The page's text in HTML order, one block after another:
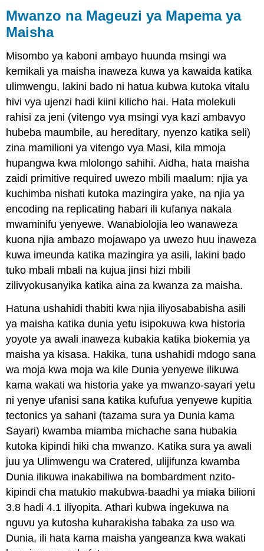
Mwanzo na Mageuzi ya Mapema ya
Maisha
Misombo ya kaboni ambayo huunda msingi wa
kemikali ya maisha inaweza kuwa ya kawaida katika
ulimwengu, lakini bado ni hatua kubwa kutoka vitalu
hivi vya ujenzi hadi kiini kilicho hai. Hata molekuli
rahisi za jeni (vitengo vya msingi vya kazi ambavyo
hubeba maumbile, au hereditary, nyenzo katika seli)
zina mamilioni ya vitengo vya Masi, kila mmoja
hupangwa kwa mlolongo sahihi. Aidha, hata maisha
zaidi primitive required uwezo mbili maalum: njia ya
kuchimba nishati kutoka mazingira yake, na njia ya
encoding na replicating habari ili kufanya nakala
mwaminifu yenyewe. Wanabiolojia leo wanaweza
kuona njia ambazo mojawapo ya uwezo huu inaweza
kuwa imeunda katika mazingira ya asili, lakini bado
tuko mbali mbali na kujua jinsi hizi mbili
zilivyokusanyika katika aina za kwanza za maisha.
Hatuna ushahidi thabiti kwa njia iliyosababisha asili
ya maisha katika dunia yetu isipokuwa kwa historia
yoyote ya awali inaweza kubakia katika biokemia ya
maisha ya kisasa. Hakika, tuna ushahidi mdogo sana
wa moja kwa moja wa kile Dunia yenyewe ilikuwa
kama wakati wa historia yake ya mwanzo-sayari yetu
ni yenye ufanisi sana katika kufufua yenyewe kupitia
tectonics ya sahani (tazama sura ya Dunia kama
Sayari) kwamba miamba michache sana hubakia
kutoka kipindi hiki cha mwanzo. Katika sura ya awali
juu ya Ulimwengu wa Cratered, ulijifunza kwamba
Dunia ilikuwa inakabiliwa na bombardment nzito-
kipindi cha matukio makubwa-baadhi ya miaka bilioni
3.8 hadi 4.1 iliyopita. Athari kubwa ingekuwa na
nguvu ya kutosha kuharakisha tabaka za uso wa
Dunia, ili hata kama maisha yangeanza kwa wakati